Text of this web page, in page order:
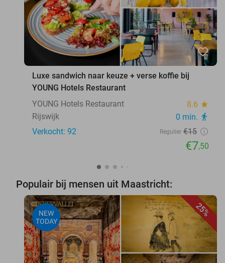
favorite_border
Luxe sandwich naar keuze + verse koffie bij
YOUNG Hotels Restaurant
YOUNG Hotels Restaurant
8.6 star
Rijswijk 0 min. directions_walk
Verkocht: 92 Regulier €15
€7,50
Populair bij mensen uit Maastricht:
25%
NEW
TODAY